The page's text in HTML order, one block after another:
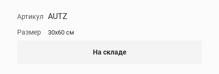
Артикул AUTZ
Размер 30x60 см
На складе